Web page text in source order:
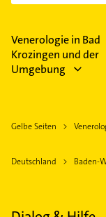
Venerologie in Bad
Krozingen und der
Umgebung
Gelbe Seiten
Deutschland Baden-